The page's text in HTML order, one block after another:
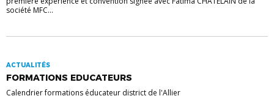
société MFC...
ACTUALITÉS
FORMATIONS EDUCATEURS
Calendrier formations éducateur district de l'Allier